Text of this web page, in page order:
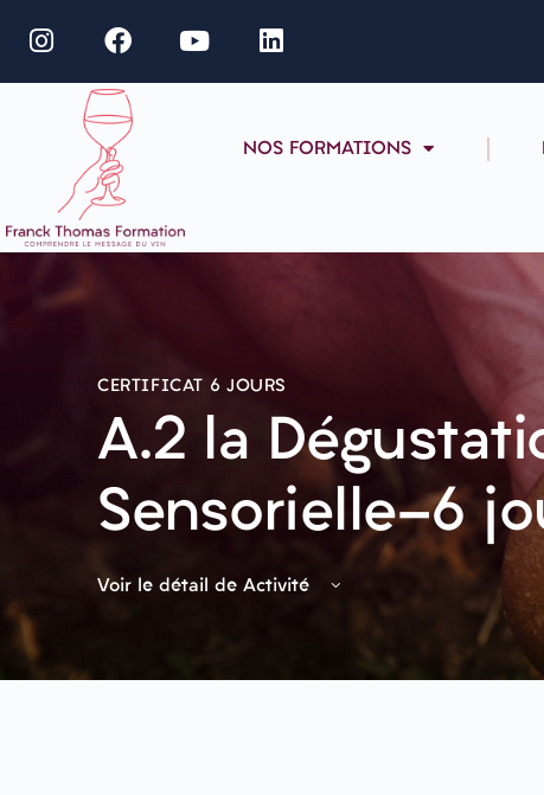
NOS FORMATIONS
CERTIFICAT 6 JOURS
A.2 la
Sensorielle-6
Voir le détail de Activité